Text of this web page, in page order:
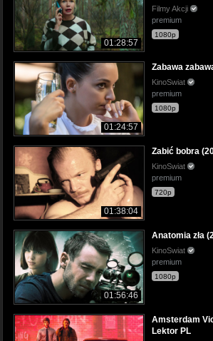
01:28:57
Filmy Akcji
premium
1080p
01:24:57
Zabawa
KinoSwiat
premium
1080p
01:38:04
Zabić bobra
KinoSwiat
premium
720p
01:56:46
Anatomia zła
KinoSwiat
premium
1080p
Amsterdam
Lektor PL